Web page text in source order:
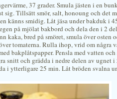
37 grader. Smula jästen i en
sig. Tillsätt smör, salt, honoung och det
känns smidig. Låt jäsa under bakduk i
på mjölat bakbord och dela den i 2
kaka, bred på smöret, smula över osten
tomaterna. Rulla ihop, vrid om några
bakplåtspapper. Pensla med vatten
snitt och grädda i nedre delen av ugnet
i ytterligare 25 min. Låt bröden svalna